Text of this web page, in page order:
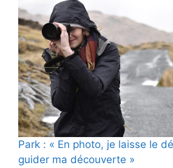
Park : « En photo, je laisse le
guider ma découverte »